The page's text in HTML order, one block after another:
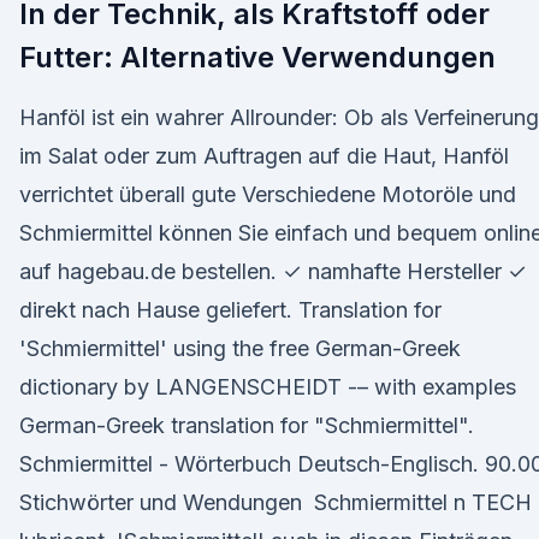
In der Technik, als Kraftstoff oder
Futter: Alternative Verwendungen
Hanföl ist ein wahrer Allrounder: Ob als Verfeinerung
im Salat oder zum Auftragen auf die Haut, Hanföl
verrichtet überall gute Verschiedene Motoröle und
Schmiermittel können Sie einfach und bequem
auf hagebau.de bestellen. ✓ namhafte Hersteller ✓
direkt nach Hause geliefert. Translation for
'Schmiermittel' using the free German-Greek
dictionary by LANGENSCHEIDT -– with examples
German-Greek translation for "Schmiermittel".
Schmiermittel - Wörterbuch Deutsch-Englisch.
Stichwörter und Wendungen Schmiermittel n TECH